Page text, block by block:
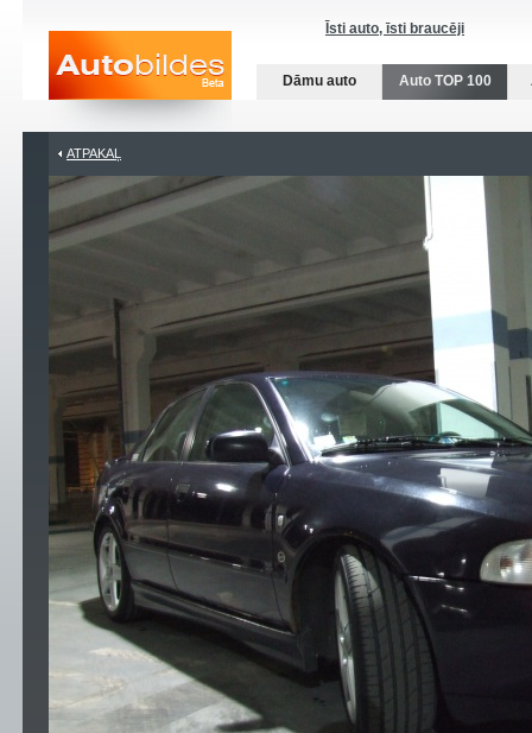
Īsti auto, īsti braucēji
Dāmu auto Auto TOP 100
ATPAKAĻ